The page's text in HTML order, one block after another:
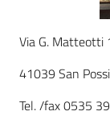
Leggi atti bandi
Via G. Matteotti
41039 San
Tel. /fax 0535